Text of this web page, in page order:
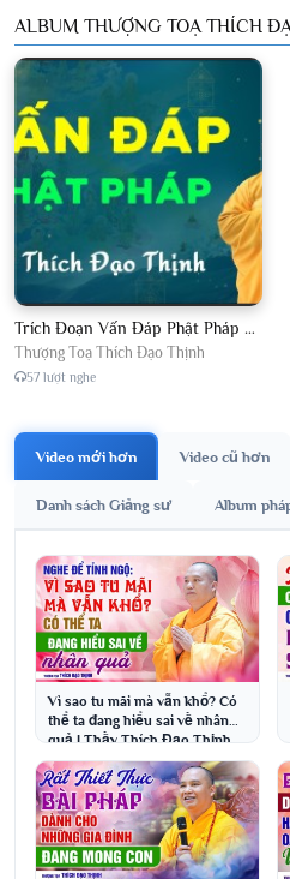
ALBUM THƯỢNG TOẠ THÍCH
Trích Đoạn Vấn Đáp Phật Pháp 2026
Thượng Toạ Thích Đạo Thịnh
57 lượt nghe
Video mới hơn Video cũ hơn
Danh sách Giảng sư Album
Vì sao tu mãi mà vẫn khổ? Có
thể ta đang hiểu sai về nhân
quả | Thầy Thích Đạo Thịnh